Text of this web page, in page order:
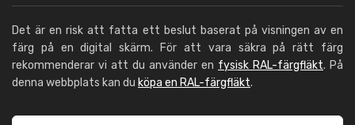
Det är en risk att fatta ett beslut baserat på visningen av en
färg på en digital skärm. För att vara säkra på rätt färg
rekommenderar vi att du använder en fysisk RAL-färgfläkt. På
denna webbplats kan du köpa en RAL-färgfläkt.